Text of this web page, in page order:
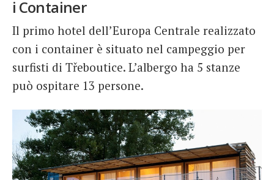
i Container
Il primo hotel dell’Europa Centrale realizzato
con i container è situato nel campeggio per
surfisti di Třeboutice. L’albergo ha 5 stanze
può ospitare 13 persone.